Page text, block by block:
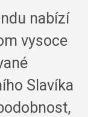
nabízí
vysoce
Slavíka